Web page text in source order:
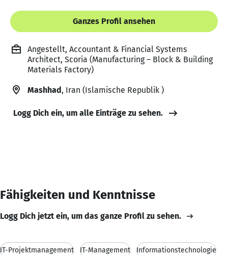
Ganzes Profil ansehen
Angestellt, Accountant & Financial Systems
Architect, Scoria (Manufacturing – Block & Building
Materials Factory)
Mashhad, Iran (Islamische Republik )
Logg Dich ein, um alle Einträge zu sehen.
Fähigkeiten und Kenntnisse
Logg Dich jetzt ein, um das ganze Profil zu sehen.
IT-Projektmanagement IT-Management Informationstechnologie